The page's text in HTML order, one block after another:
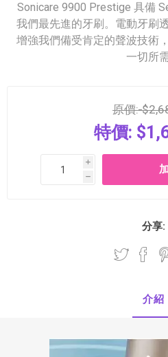
Sonicare 9900 Prestige 具備
我們最先進的牙刷。電動牙刷
增強我們備受肯定的聲波技術
一切所需
原價:
特價:
i
h
分享:
介紹